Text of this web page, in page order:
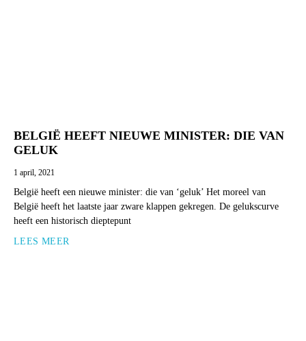
BELGIË HEEFT NIEUWE MINISTER: DIE VAN
GELUK
1 april, 2021
België heeft een nieuwe minister: die van ‘geluk’ Het moreel van
België heeft het laatste jaar zware klappen gekregen. De gelukscurve
heeft een historisch dieptepunt
LEES MEER